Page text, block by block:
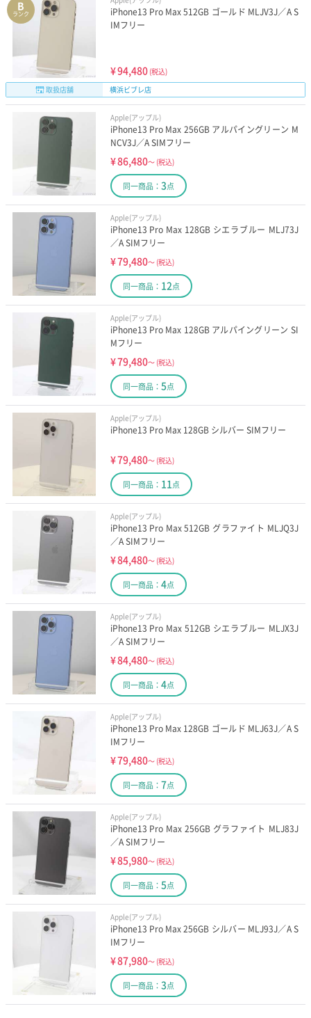
B
ランク
iPhone13 Pro Max 512GB ゴールド MLJV3J／A S
IMフリー
¥94,480 (税込)
取扱店舗
横浜ビブレ店
Apple(アップル)
iPhone13 Pro Max 256GB アルパイングリーン M
NCV3J／A SIMフリー
¥86,480～ (税込)
同一商品： 3点
Apple(アップル)
iPhone13 Pro Max 128GB シエラブルー MLJ73J
／A SIMフリー
¥79,480～ (税込)
同一商品： 12点
Apple(アップル)
iPhone13 Pro Max 128GB アルパイングリーン SI
Mフリー
¥79,480～ (税込)
同一商品： 5点
Apple(アップル)
iPhone13 Pro Max 128GB シルバー SIMフリー
¥79,480～ (税込)
同一商品： 11点
Apple(アップル)
iPhone13 Pro Max 512GB グラファイト MLJQ3J
／A SIMフリー
¥84,480～ (税込)
同一商品： 4点
Apple(アップル)
iPhone13 Pro Max 512GB シエラブルー MLJX3J
／A SIMフリー
¥84,480～ (税込)
同一商品： 4点
Apple(アップル)
iPhone13 Pro Max 128GB ゴールド MLJ63J／A S
IMフリー
¥79,480～ (税込)
同一商品： 7点
Apple(アップル)
iPhone13 Pro Max 256GB グラファイト MLJ83J
／A SIMフリー
¥85,980～ (税込)
同一商品： 5点
Apple(アップル)
iPhone13 Pro Max 256GB シルバー MLJ93J／A S
IMフリー
¥87,980～ (税込)
同一商品： 3点